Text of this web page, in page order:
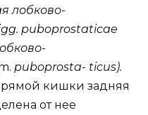
лобково-
puboprostaticae
puboprosta- ticus).
кишки задняя
от нее